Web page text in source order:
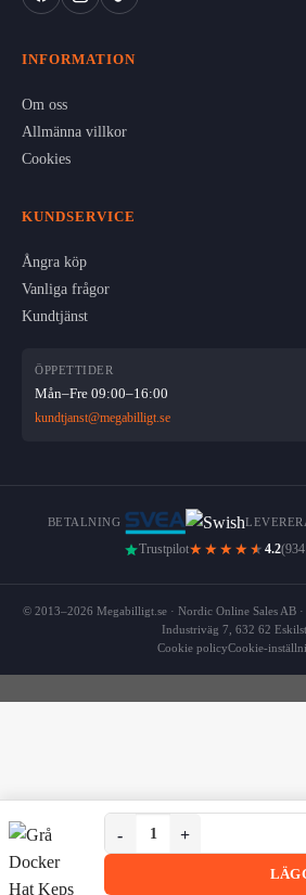
INFORMATION
Om oss
Allmänna villkor
Cookies
KUNDSERVICE
Ångra köp
Vanliga frågor
Kundtjänst
ÖPPETTIDER
Mån–Fre 09:00–16:00
kundtjanst@megabilligt.se
BETALNING
Trustpilot★★★★ ★ 4.2
© 2013–2026 Megabilligt.se · Nordic Online Sales AB
Industriväg 7, 632 62
Cookie policyCookie-
Grå Docker Hat Keps Rullad
Grå Docker Hat Keps Rullad